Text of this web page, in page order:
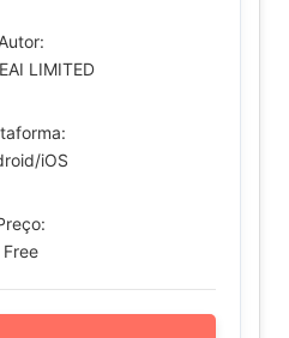
Autor:
LIMITED
iOS
Free